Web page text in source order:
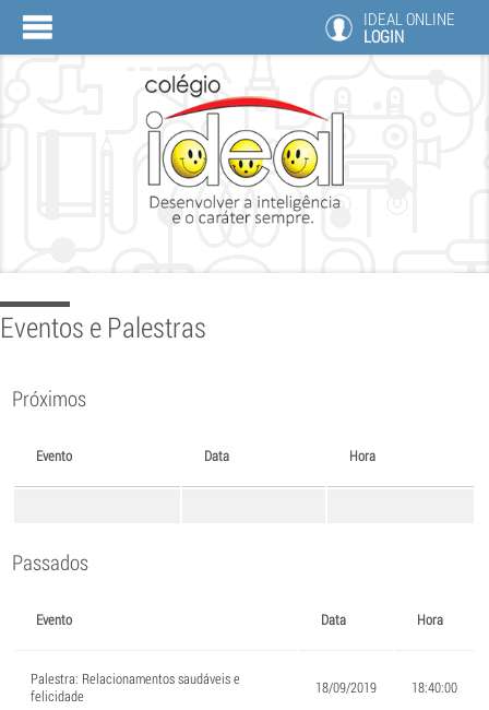
IDEAL ONLINE
LOGIN
Eventos e Palestras
Próximos
Evento Data Hora
Passados
Evento Data Hora
Palestra: Relacionamentos saudáveis e
felicidade
18/09/2019 18:40:00